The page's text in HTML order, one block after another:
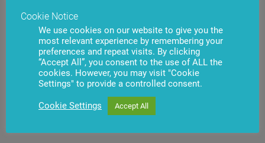
Заманбап чечимдер каржы уюмунун ичинде
накталай акча жүгүртүү процесстерин
оптималдаштырууга, акча каражаттарын сактоо
жана инкассациялоо учурунда коопсуздуктун
жогорку деңгээлин камсыздоого мүмкүнчүлүк
берет.
Cookie Notice
We use cookies on our website to give you the
most relevant experience by remembering your
preferences and repeat visits. By clicking
“Accept All”, you consent to the use of ALL the
cookies. However, you may visit "Cookie
Settings" to provide a controlled consent.
Cookie Settings Accept All